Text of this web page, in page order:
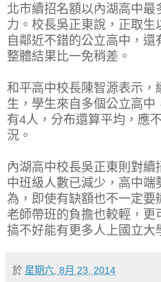
北市續招名額以內湖高中最
力。校長吳正東說，正取
自鄰近不錯的公立高中，還
整體結果比一免稍差。
和平高中校長陳智源表示，
生，學生來自多個公立高中
有4人，分布還算平均，應
況。
內湖高中校長吳正東則對續
中班級人數已減少，高中
為，即使有缺額也不一定要
老師帶班的負擔也較輕，更
搞不好能有更多人上國立大
於 星期六, 8月 23, 2014